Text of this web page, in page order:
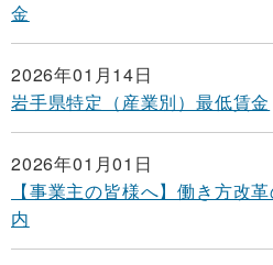
金
2026年01月14日
岩手県特定（産業別）最低賃金
2026年01月01日
【事業主の皆様へ】働き方改
内